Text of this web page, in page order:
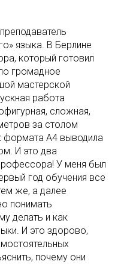
языка. В Берлине
который готовил
громадное
мастерской
работа
сложная,
за столом
формата А4 выводила
И это два
У меня был
год обучения все
же, а далее
понимать
делать и как
И это здорово,
почему они